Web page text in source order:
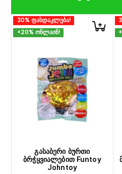
30% ფასდაკლება!
+20% ონლაინ!
გასაბერი ბურთი
ბრჭყვიალებით Funtoy
Johntoy